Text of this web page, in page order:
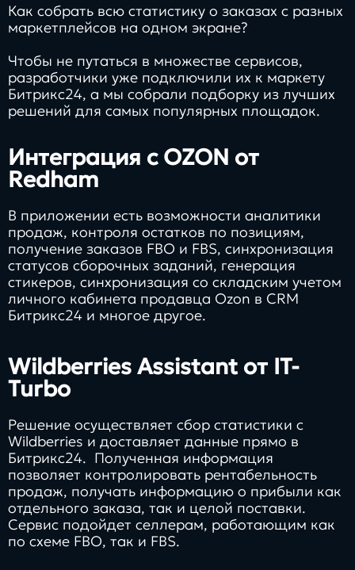
Как собрать всю статистику о заказах с разных
маркетплейсов на одном экране?
Чтобы не путаться в множестве сервисов,
разработчики уже подключили их к маркету
Битрикс24, а мы собрали подборку из лучших
решений для самых популярных площадок.
Интеграция с OZON от
Redham
В приложении есть возможности аналитики
продаж, контроля остатков по позициям,
получение заказов FBO и FBS, синхронизация
статусов сборочных заданий, генерация
стикеров, синхронизация со складским учетом
личного кабинета продавца Ozon в CRM
Битрикс24 и многое другое.
Wildberries Assistant от IT-
Turbo
Решение осуществляет сбор статистики с
Wildberries и доставляет данные прямо в
Битрикс24. Полученная информация
позволяет контролировать рентабельность
продаж, получать информацию о прибыли как
отдельного заказа, так и целой поставки.
Сервис подойдет селлерам, работающим как
по схеме FBO, так и FBS.